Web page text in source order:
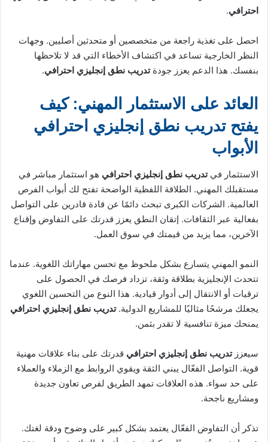
احترافي.
احصل على تغذية راجعة من متخصصين أو متحدثين أصليين. وجهات
النظر الخارجية تساعد في اكتشاف الأخطاء التي قد لا تلاحظها
بنفسك. هذا الدعم يعزز جودةتدريب نطق إنجليزي احترافي.
العائد على الاستثمار المهني: كيف
يفتح تدريب نطق إنجليزي احترافي
الأبواب
الاستثمار فيتدريب نطق إنجليزي احترافي هو استثمار مباشر في
مستقبلك المهني. الطلاقة اللفظية الواضحة تفتح لك أبواب الفرص
العالمية. الشركات الكبرى تبحث دائمًا عن قادة قادرين على التواصل
بفعالية عبر الثقافات. إتقان النطق يعزز قدرتك على التفاوض وإقناع
الآخرين، مما يزيد من قيمتك في سوق العمل.
النمو المهني يتسارع بشكل ملحوظ مع تحسن مهاراتك اللغوية. عندما
تتحدث الإنجليزية بطلاقة وثقة، تزداد فرصك في الحصول على
ترقيات أو الانتقال إلى أدوار قيادية. هذا النوع من التحسين اللغوي
يجعلك مرشحًا مثاليًا للمشاريع الدولية.تدريب نطق إنجليزي احترافي
يمنحك ميزة تنافسية لا تقدر بثمن.
سيعززتدريب نطق إنجليزي احترافي قدرتك على بناء علاقات مهنية
قوية. التواصل الفعّال يبني الثقة ويقوي الروابط مع الزملاء والعملاء
على حد سواء. هذه العلاقات تمهد الطريق لفرص تعاون جديدة
ومشاريع ناجحة.
تذكر أن التفاوض الفعّال يعتمد بشكل كبير على وضوح ودقة لغتك.